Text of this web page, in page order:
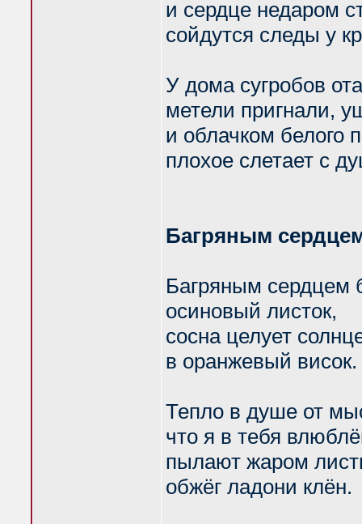
и сердце недаром
сойдутся следы у
У дома сугробов
метели пригнали,
и облачком белого
плохое слетает с
Багряным
Багряным сердцем
осиновый листок,
сосна целует
в оранжевый висок.
Тепло в душе от
что я в тебя
пылают жаром
обжёг ладони клён.